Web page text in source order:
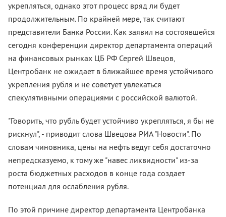
укрепляться, однако этот процесс вряд ли будет
продолжительным. По крайней мере, так считают
представители Банка России. Как заявил на состоявшейся
сегодня конференции директор департамента операций
на финансовых рынках ЦБ РФ Сергей Швецов,
Центробанк не ожидает в ближайшее время устойчивого
укрепления рубля и не советует увлекаться
спекулятивными операциями с российской валютой.
"Говорить, что рубль будет устойчиво укрепляться, я бы не
рискнул", - приводит слова Швецова РИА "Новости". По
словам чиновника, цены на нефть ведут себя достаточно
непредсказуемо, к тому же "навес ликвидности" из-за
роста бюджетных расходов в конце года создает
потенциал для ослабления рубля.
По этой причине директор департамента Центробанка